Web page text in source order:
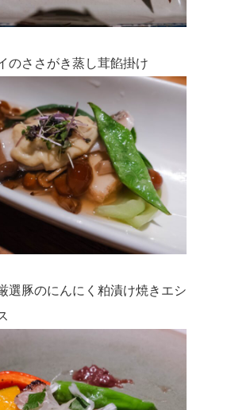
ささがき蒸し茸餡掛け
豚のにんにく粕漬け焼きエシ